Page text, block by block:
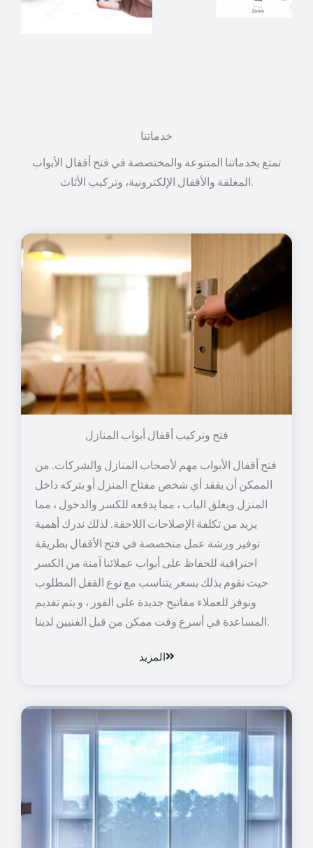
خدماتنا
تمتع بخدماتنا المتنوعة والمختصصة في فتح أقفال الأبواب
فتح وتركيب أقفال أبواب المنازل
فتح أقفال الأبواب مهم لأصحاب المنازل والشركات. من
الممكن أن يفقد أي شخص مفتاح المنزل أو يتركه داخل
المنزل ويغلق الباب ، مما يدفعه للكسر والدخول ، مما
يزيد من تكلفة الإصلاحات اللاحقة. لذلك ندرك أهمية
توفير ورشة عمل متخصصة في فتح الأقفال بطريقة
احترافية للحفاظ على أبواب عملائنا آمنة من الكسر
حيث نقوم بذلك بسعر يتناسب مع نوع القفل المطلوب
ونوفر للعملاء مفاتيح جديدة على الفور ، و يتم تقديم
المساعدة في أسرع وقت ممكن من قبل الفنيين لدينا.
المزيد